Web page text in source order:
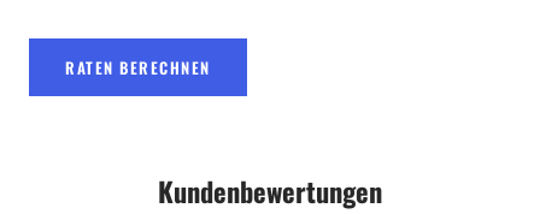
RATEN BERECHNEN
Kundenbewertungen